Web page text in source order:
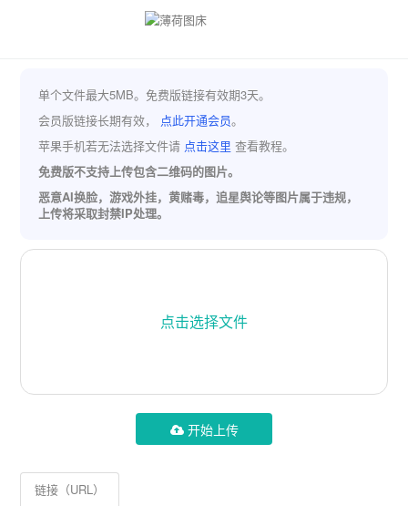
单个文件最大5MB。免费版链接有效期3天。
会员版链接长期有效， 点此开通会员。
苹果手机若无法选择文件请 点击这里 查看教程。
免费版不支持上传包含二维码的图片。
恶意AI换脸，游戏外挂，黄赌毒，追星舆论等图片属于违规，
上传将采取封禁IP处理。
开始上传
链接（URL）